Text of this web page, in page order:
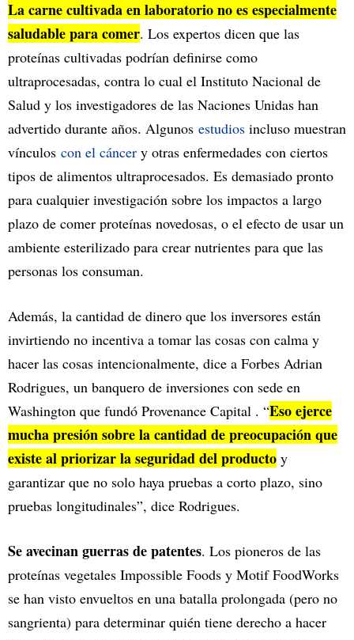
La carne cultivada en laboratorio no es especialmente
saludable para comer. Los expertos dicen que las
proteínas cultivadas podrían definirse como
ultraprocesadas, contra lo cual el Instituto Nacional de
Salud y los investigadores de las Naciones Unidas han
advertido durante años. Algunos estudios incluso muestran
vínculos con el cáncer y otras enfermedades con ciertos
tipos de alimentos ultraprocesados. Es demasiado pronto
para cualquier investigación sobre los impactos a largo
plazo de comer proteínas novedosas, o el efecto de usar un
ambiente esterilizado para crear nutrientes para que las
personas los consuman.
Además, la cantidad de dinero que los inversores están
invirtiendo no incentiva a tomar las cosas con calma y
hacer las cosas intencionalmente, dice a Forbes Adrian
Rodrigues, un banquero de inversiones con sede en
Washington que fundó Provenance Capital . “Eso ejerce
mucha presión sobre la cantidad de preocupación que
existe al priorizar la seguridad del producto y
garantizar que no solo haya pruebas a corto plazo, sino
pruebas longitudinales”, dice Rodrigues.
Se avecinan guerras de patentes. Los pioneros de las
proteínas vegetales Impossible Foods y Motif FoodWorks
se han visto envueltos en una batalla prolongada (pero no
sangrienta) para determinar quién tiene derecho a hacer